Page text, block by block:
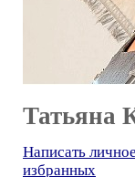
Татьяна
Написать
избранных